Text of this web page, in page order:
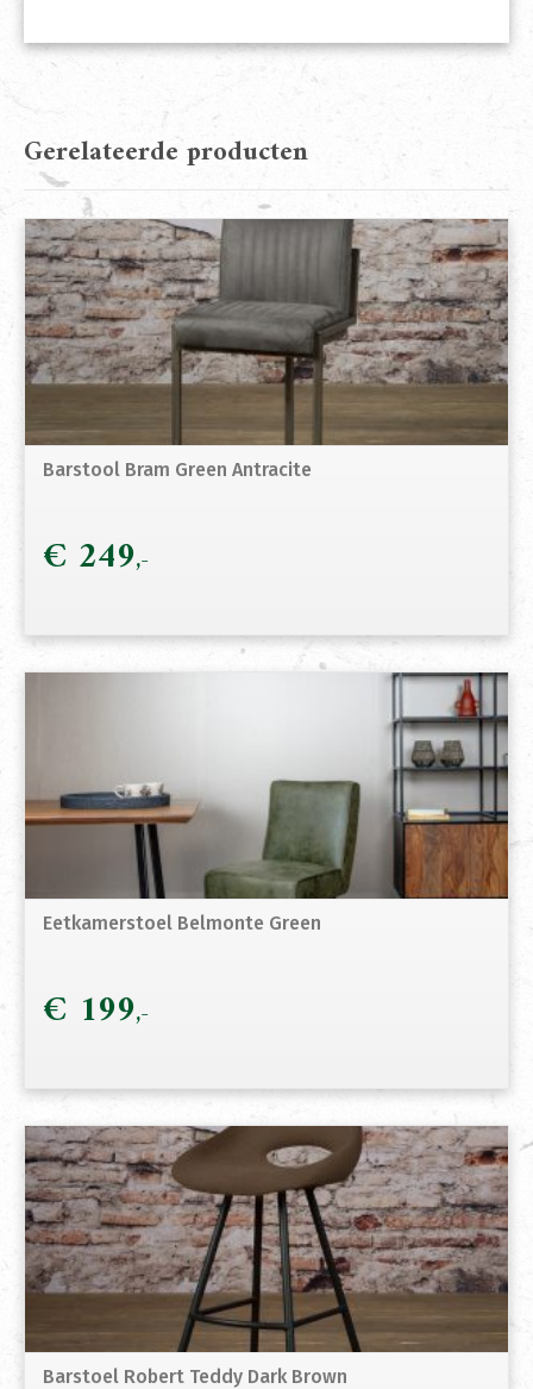
Gerelateerde producten
Barstool Bram Green Antracite
€ 249
Eetkamerstoel Belmonte Green
€ 199
Barstoel Robert Teddy Dark Brown